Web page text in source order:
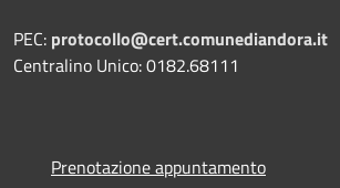
PEC: protocollo@cert.comunediandora.it
Centralino Unico: 0182.68111
Prenotazione appuntamento